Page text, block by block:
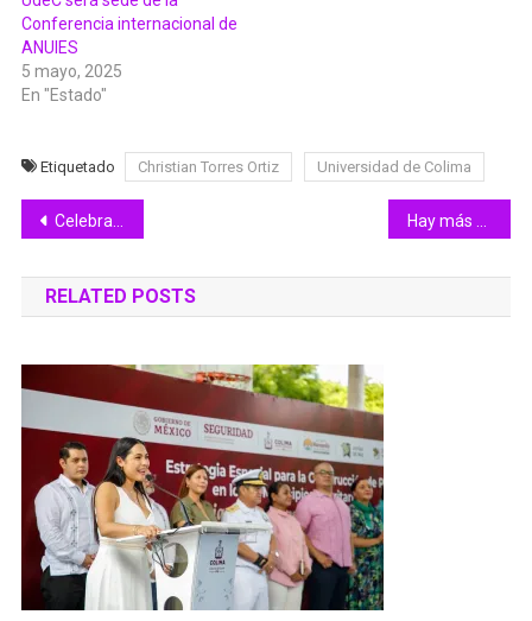
Conferencia internacional de
ANUIES
5 mayo, 2025
En "Estado"
Etiquetado Christian Torres Ortiz Universidad de Colima
Navegación
de
entradas
Celebrará SUTUC 43 años con comida y marcha
RELATED POSTS